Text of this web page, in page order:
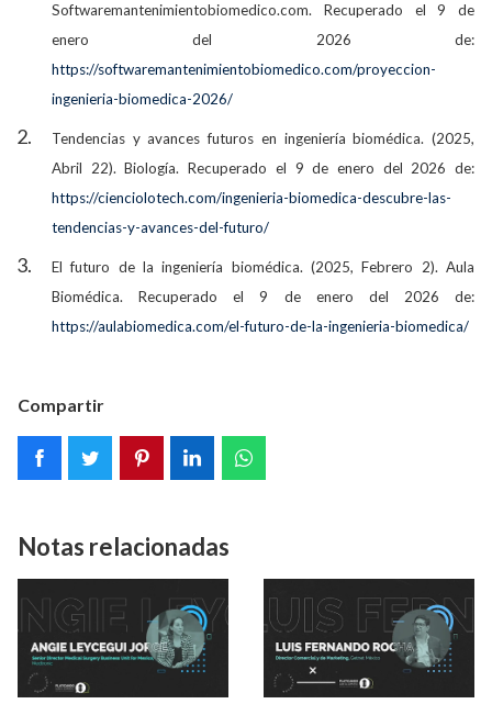
Softwaremantenimientobiomedico.com. Recuperado el 9 de
enero del 2026 de:
https://softwaremantenimientobiomedico.com/proyeccion-
ingenieria-biomedica-2026/
Tendencias y avances futuros en ingeniería biomédica. (2025,
Abril 22). Biología. Recuperado el 9 de enero del 2026 de:
https://cienciolotech.com/ingenieria-biomedica-descubre-las-
tendencias-y-avances-del-futuro/
El futuro de la ingeniería biomédica. (2025, Febrero 2). Aula
Biomédica. Recuperado el 9 de enero del 2026 de:
https://aulabiomedica.com/el-futuro-de-la-ingenieria-biomedica/
Compartir
Notas relacionadas